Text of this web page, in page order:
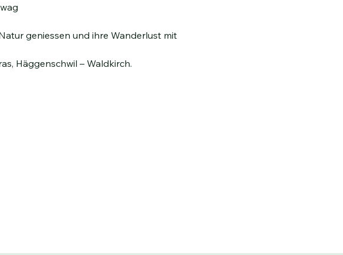
geniessen und ihre Wanderlust mit
Häggenschwil – Waldkirch.